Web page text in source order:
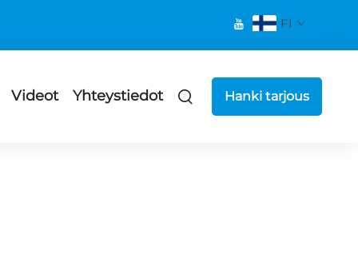
FI
Videot Yhteystiedot Hanki tarjous